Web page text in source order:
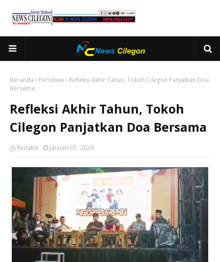
Beranda Peristiwa
Refleksi Akhir Tahun, Tokoh Cilegon Panjatkan Doa
Bersama
Refleksi Akhir Tahun, Tokoh
Cilegon Panjatkan Doa Bersama
Redaksi Januari 01, 2026